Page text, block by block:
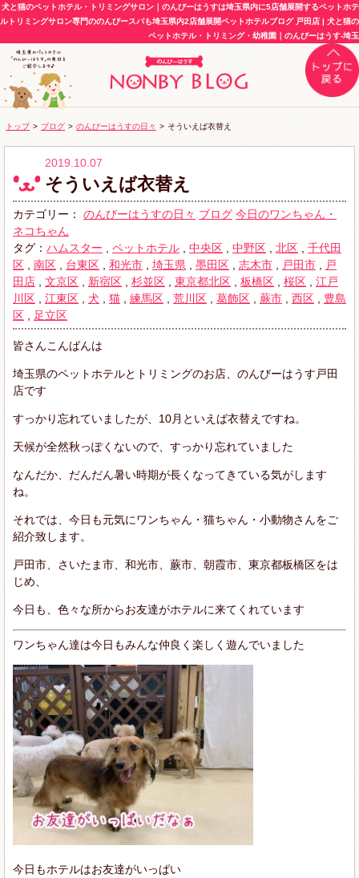
犬と猫のペットホテル・トリミングサロン｜のんびーはうすは埼玉県内に5店舗展開するペットホテ
ルトリミングサロン専門ののんびースパも埼玉県内2店舗展開ペットホテルブログ 戸田店 | 犬と猫の
ペットホテル・トリミング・幼稚園｜のんびーはうす-埼玉
トップ > ブログ > のんびーはうすの日々 > そういえば衣替え
2019.10.07
そういえば衣替え
カテゴリー： のんびーはうすの日々 ブログ 今日のワンちゃん・
ネコちゃん
タグ： ハムスター ペットホテル 中央区 中野区 北区
千代田
区
南区 台東区 和光市 埼玉県 墨田区 志木市 戸田市
戸
田店
文京区 新宿区 杉並区 東京都北区 板橋区 桜区
江戸
川区
江東区 犬 猫 練馬区 荒川区 葛飾区 蕨市 西区
豊島
区
足立区
皆さんこんばんは
埼玉県のペットホテルとトリミングのお店、のんびーはうす戸田
店です
すっかり忘れていましたが、10月といえば衣替えですね。
天候が全然秋っぽくないので、すっかり忘れていました
なんだか、だんだん暑い時期が長くなってきている気がします
ね。
それでは、今日も元気にワンちゃん・猫ちゃん・小動物さんをご
紹介致します。
戸田市、さいたま市、和光市、蕨市、朝霞市、東京都板橋区をは
じめ、
今日も、色々な所からお友達がホテルに来てくれています
ワンちゃん達は今日もみんな仲良く楽しく遊んでいました
今日もホテルはお友達がいっぱい